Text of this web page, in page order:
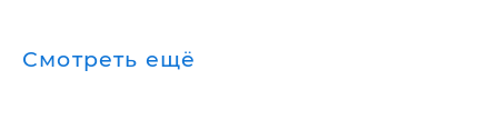
Смотреть ещё